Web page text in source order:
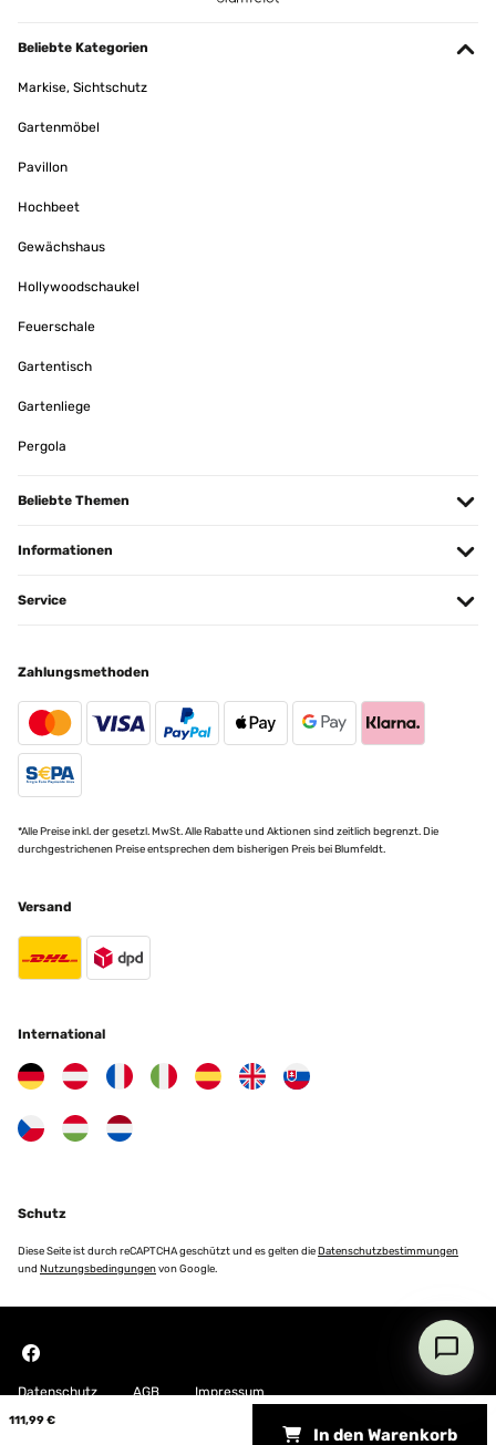
111,99 €
In den Warenkorb
Beliebte Kategorien
Markise, Sichtschutz
Gartenmöbel
Pavillon
Hochbeet
Gewächshaus
Hollywoodschaukel
Feuerschale
Gartentisch
Gartenliege
Pergola
Beliebte Themen
Informationen
Service
Zahlungsmethoden
*Alle Preise inkl. der gesetzl. MwSt. Alle Rabatte und Aktionen sind zeitlich begrenzt. Die
durchgestrichenen Preise entsprechen dem bisherigen Preis bei Blumfeldt.
Versand
International
Schutz
Diese Seite ist durch reCAPTCHA geschützt und es gelten dieDatenschutzbestimmungen
und Nutzungsbedingungenvon Google.
Datenschutz AGB Impressum
Copyright © 2026 Blumfeldt. All rights reserved